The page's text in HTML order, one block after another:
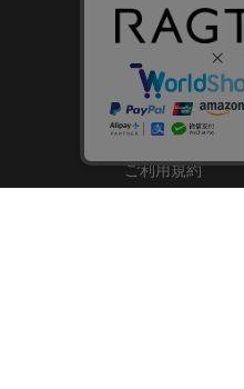
USER GUIDE
ご利用ガイド
レビュー
RAGTAGについて
ご利用規約